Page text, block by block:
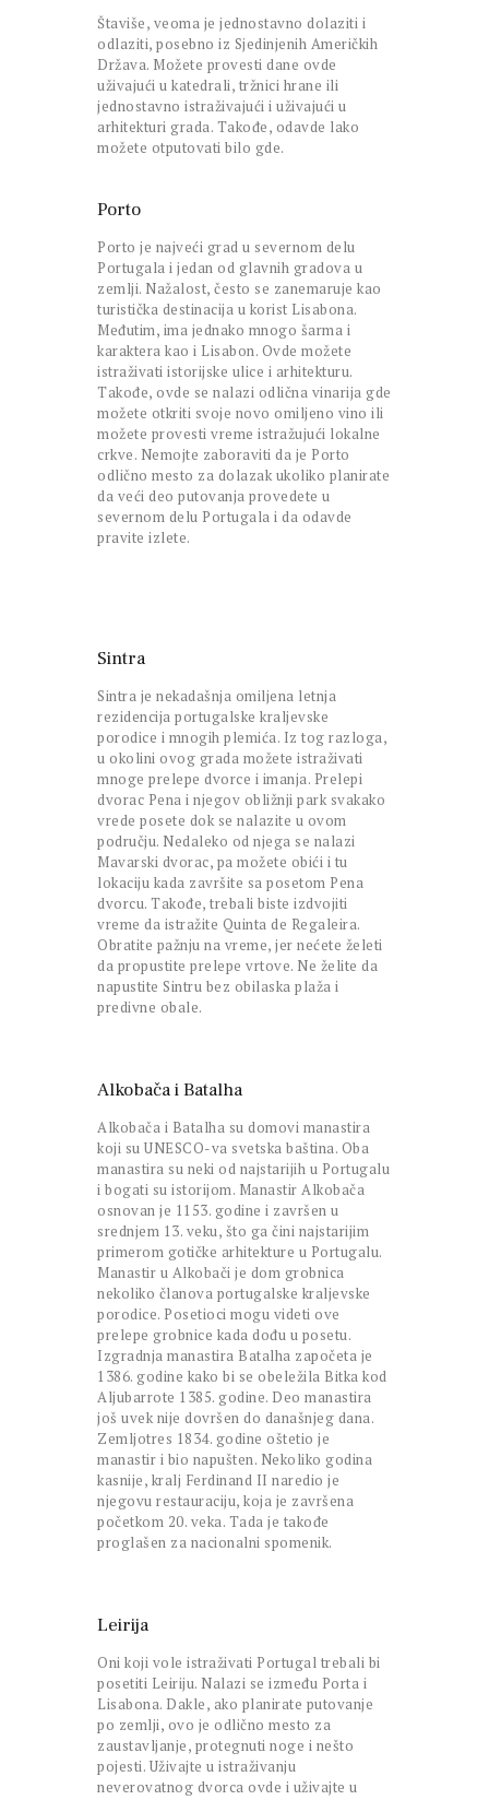
Štaviše, veoma je jednostavno dolaziti i
odlaziti, posebno iz Sjedinjenih Američkih
Država. Možete provesti dane ovde
uživajući u katedrali, tržnici hrane ili
jednostavno istraživajući i uživajući u
arhitekturi grada. Takođe, odavde lako
možete otputovati bilo gde.
Porto
Porto je najveći grad u severnom delu
Portugala i jedan od glavnih gradova u
zemlji. Nažalost, često se zanemaruje kao
turistička destinacija u korist Lisabona.
Međutim, ima jednako mnogo šarma i
karaktera kao i Lisabon. Ovde možete
istraživati istorijske ulice i arhitekturu.
Takođe, ovde se nalazi odlična vinarija gde
možete otkriti svoje novo omiljeno vino ili
možete provesti vreme istražujući lokalne
crkve. Nemojte zaboraviti da je Porto
odlično mesto za dolazak ukoliko planirate
da veći deo putovanja provedete u
severnom delu Portugala i da odavde
pravite izlete.
Sintra
Sintra je nekadašnja omiljena letnja
rezidencija portugalske kraljevske
porodice i mnogih plemića. Iz tog razloga,
u okolini ovog grada možete istraživati
mnoge prelepe dvorce i imanja. Prelepi
dvorac Pena i njegov obližnji park svakako
vrede posete dok se nalazite u ovom
području. Nedaleko od njega se nalazi
Mavarski dvorac, pa možete obići i tu
lokaciju kada završite sa posetom Pena
dvorcu. Takođe, trebali biste izdvojiti
vreme da istražite Quinta de Regaleira.
Obratite pažnju na vreme, jer nećete želeti
da propustite prelepe vrtove. Ne želite da
napustite Sintru bez obilaska plaža i
predivne obale.
Alkobača i Batalha
Alkobača i Batalha su domovi manastira
koji su UNESCO-va svetska baština. Oba
manastira su neki od najstarijih u Portugalu
i bogati su istorijom. Manastir Alkobača
osnovan je 1153. godine i završen u
srednjem 13. veku, što ga čini najstarijim
primerom gotičke arhitekture u Portugalu.
Manastir u Alkobači je dom grobnica
nekoliko članova portugalske kraljevske
porodice. Posetioci mogu videti ove
prelepe grobnice kada dođu u posetu.
Izgradnja manastira Batalha započeta je
1386. godine kako bi se obeležila Bitka kod
Aljubarrote 1385. godine. Deo manastira
još uvek nije dovršen do današnjeg dana.
Zemljotres 1834. godine oštetio je
manastir i bio napušten. Nekoliko godina
kasnije, kralj Ferdinand II naredio je
njegovu restauraciju, koja je završena
početkom 20. veka. Tada je takođe
proglašen za nacionalni spomenik.
Leirija
Oni koji vole istraživati Portugal trebali bi
posetiti Leiriju. Nalazi se između Porta i
Lisabona. Dakle, ako planirate putovanje
po zemlji, ovo je odlično mesto za
zaustavljanje, protegnuti noge i nešto
pojesti. Uživajte u istraživanju
neverovatnog dvorca ovde i uživajte u